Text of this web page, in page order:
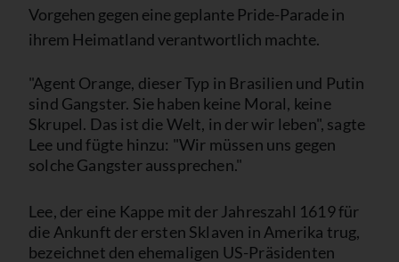
Vorgehen gegen eine geplante Pride-Parade in
ihrem Heimatland verantwortlich machte.
"Agent Orange, dieser Typ in Brasilien und Putin
sind Gangster. Sie haben keine Moral, keine
Skrupel. Das ist die Welt, in der wir leben", sagte
Lee und fügte hinzu: "Wir müssen uns gegen
solche Gangster aussprechen."
Lee, der eine Kappe mit der Jahreszahl 1619 für
die Ankunft der ersten Sklaven in Amerika trug,
bezeichnet den ehemaligen US-Präsidenten